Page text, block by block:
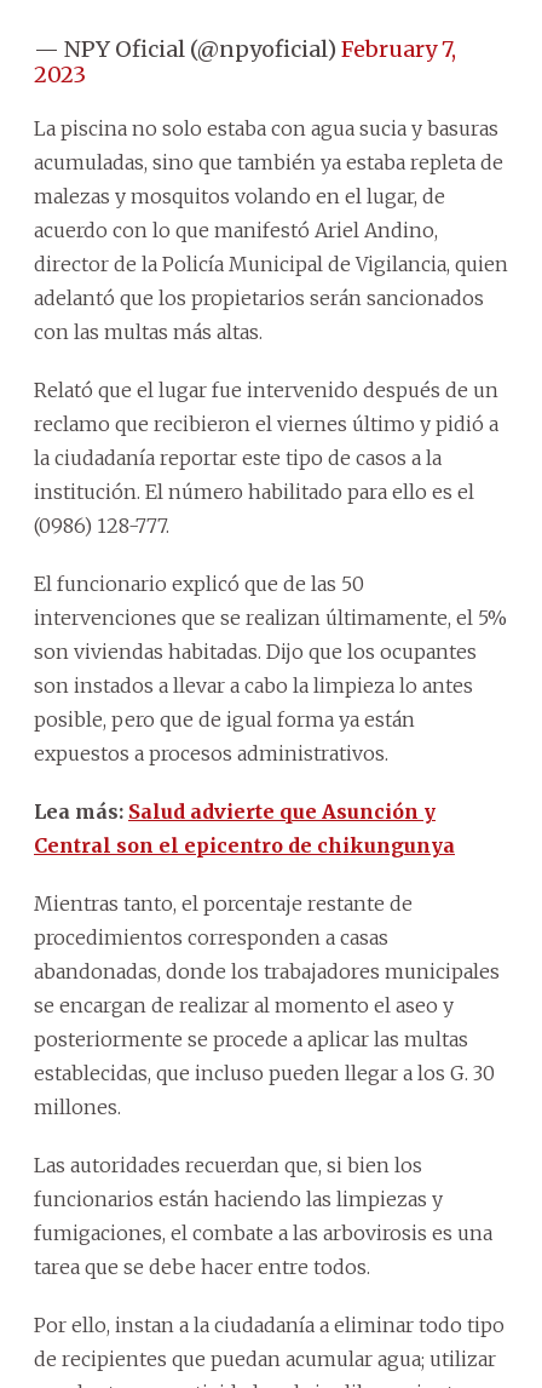
— NPY Oficial (@npyoficial) February 7,
2023
La piscina no solo estaba con agua sucia y basuras
acumuladas, sino que también ya estaba repleta de
malezas y mosquitos volando en el lugar, de
acuerdo con lo que manifestó Ariel Andino,
director de la Policía Municipal de Vigilancia, quien
adelantó que los propietarios serán sancionados
con las multas más altas.
Relató que el lugar fue intervenido después de un
reclamo que recibieron el viernes último y pidió a
la ciudadanía reportar este tipo de casos a la
institución. El número habilitado para ello es el
(0986) 128-777.
El funcionario explicó que de las 50
intervenciones que se realizan últimamente, el 5%
son viviendas habitadas. Dijo que los ocupantes
son instados a llevar a cabo la limpieza lo antes
posible, pero que de igual forma ya están
expuestos a procesos administrativos.
Lea más: Salud advierte que Asunción y
Central son el epicentro de chikungunya
Mientras tanto, el porcentaje restante de
procedimientos corresponden a casas
abandonadas, donde los trabajadores municipales
se encargan de realizar al momento el aseo y
posteriormente se procede a aplicar las multas
establecidas, que incluso pueden llegar a los G. 30
millones.
Las autoridades recuerdan que, si bien los
funcionarios están haciendo las limpiezas y
fumigaciones, el combate a las arbovirosis es una
tarea que se debe hacer entre todos.
Por ello, instan a la ciudadanía a eliminar todo tipo
de recipientes que puedan acumular agua; utilizar